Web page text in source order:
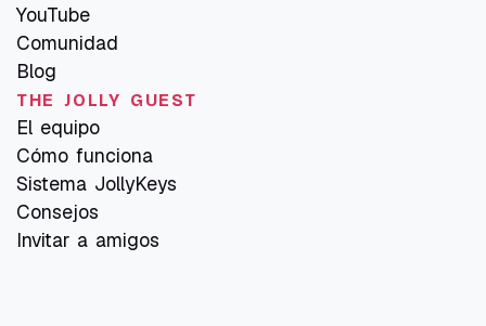
YouTube
Comunidad
Blog
THE JOLLY GUEST
El equipo
Cómo funciona
Sistema JollyKeys
Consejos
Invitar a amigos